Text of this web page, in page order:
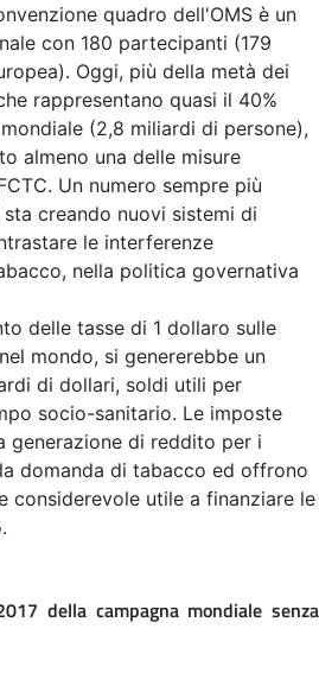
quadro dell'OMS è un
con 180 partecipanti (179
Oggi, più della metà dei
rappresentano quasi il 40%
(2,8 miliardi di persone),
almeno una delle misure
Un numero sempre più
creando nuovi sistemi di
le interferenze
nella politica governativa
delle tasse di 1 dollaro sulle
mondo, si genererebbe un
di dollari, soldi utili per
socio-sanitario. Le imposte
generazione di reddito per i
domanda di tabacco ed offrono
considerevole utile a finanziare le
della campagna mondiale senza